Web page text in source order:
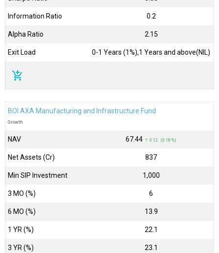
Information Ratio 0.2
Alpha Ratio 2.15
Exit Load 0-1 Years (1%),1 Years and above(NIL)
add_shopping_cart
BOI AXA Manufacturing and Infrastructure Fund
Growth
NAV ₹67.44 ↑ 0.12 (0.18 %)
Net Assets (Cr) ₹837
Min SIP Investment 1,000
3 MO (%) 6
6 MO (%) 13.9
1 YR (%) 22.1
3 YR (%) 23.1